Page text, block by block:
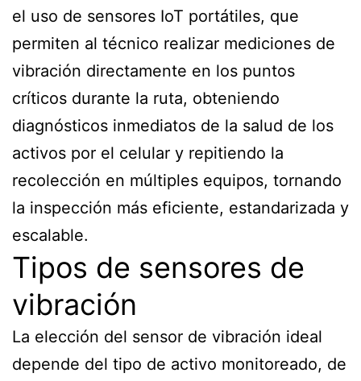
el uso de sensores IoT portátiles, que
permiten al técnico realizar mediciones de
vibración directamente en los puntos
críticos durante la ruta, obteniendo
diagnósticos inmediatos de la salud de los
activos por el celular y repitiendo la
recolección en múltiples equipos, tornando
la inspección más eficiente, estandarizada y
escalable.
Tipos de sensores de
vibración
La elección del sensor de vibración ideal
depende del tipo de activo monitoreado, de